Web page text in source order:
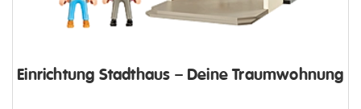
Einrichtung Stadthaus – Deine Traumwohnung